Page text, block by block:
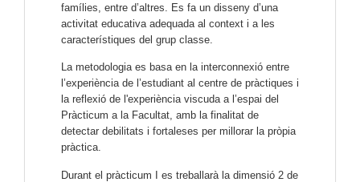
famílies, entre d’altres. Es fa un disseny d’una
activitat educativa adequada al context i a les
característiques del grup classe.
La metodologia es basa en la interconnexió entre
l’experiència de l’estudiant al centre de pràctiques i
la reflexió de l'experiència viscuda a l’espai del
Pràcticum a la Facultat, amb la finalitat de
detectar debilitats i fortaleses per millorar la pròpia
pràctica.
Durant el pràcticum I es treballarà la dimensió 2 de